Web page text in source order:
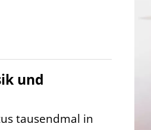
und
tausendmal in